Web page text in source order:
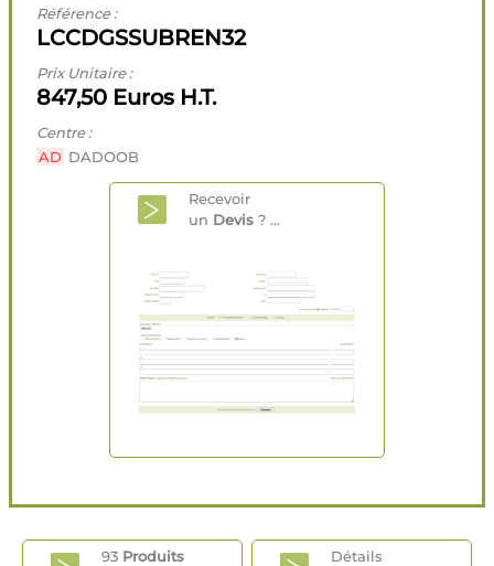
Référence :
LCCDGSSUBREN32
Prix Unitaire :
847,50 Euros H.T.
Centre :
AD DADOOB
Recevoir
un Devis ? ...
93 Produits
Détails